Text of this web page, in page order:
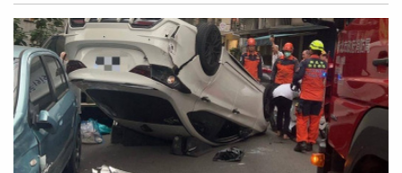
序，由於車道一度嚴重受阻，造成當地行車一度回堵，提醒
用路人行經該路段須特別小心。至於事故的確切原因及責任
歸屬，目前仍由警方進一步調查釐清，提醒駕駛朋友，行駛
高速公路務必保持安全車距，避免類似事故再度發生。